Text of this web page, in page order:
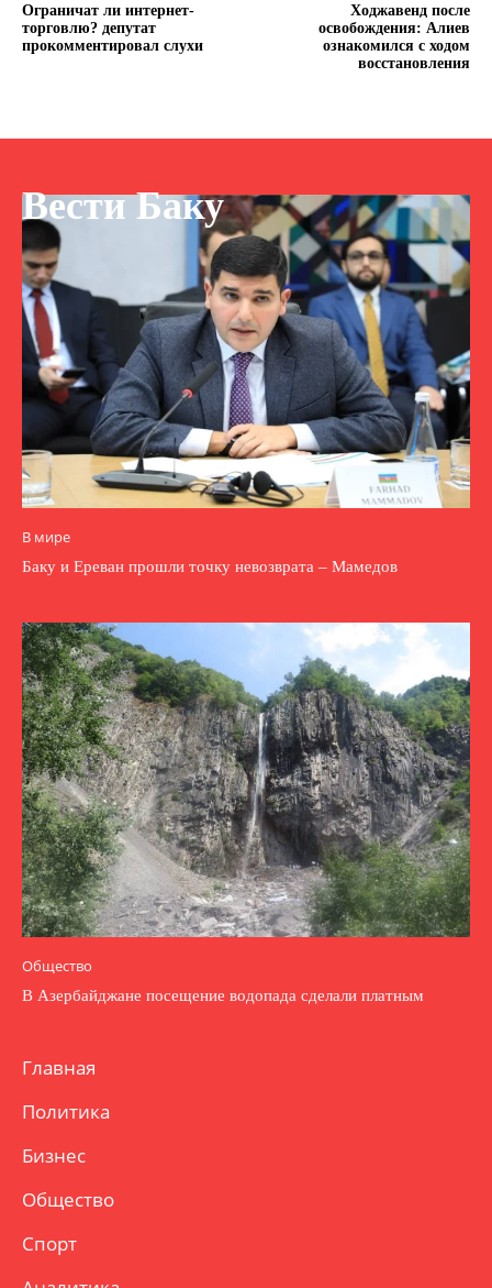
Ограничат ли интернет-
торговлю? депутат
прокомментировал слухи
Ходжавенд после
освобождения: Алиев
ознакомился с ходом
восстановления
Вести Баку
В мире
Баку и Ереван прошли точку невозврата – Мамедов
Общество
В Азербайджане посещение водопада сделали платным
Главная
Политика
Бизнес
Общество
Спорт